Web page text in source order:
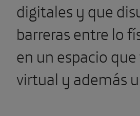
digitales y que
barreras entre lo
en un espacio
virtual y además